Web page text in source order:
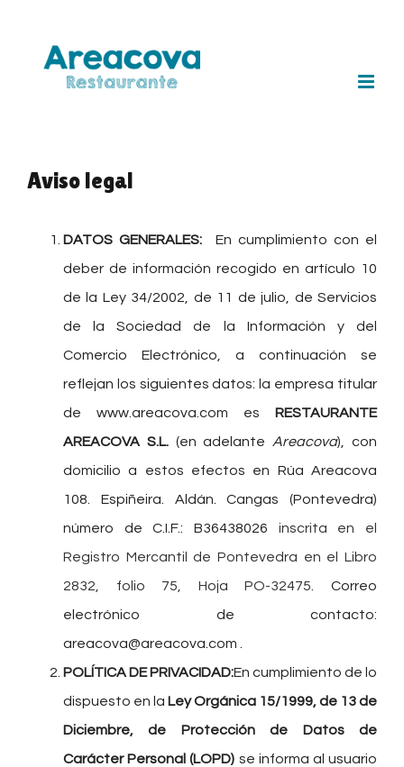
contenido
Aviso legal
DATOS GENERALES:
En cumplimiento con el
deber de información recogido en artículo 10
de la Ley 34/2002, de 11 de julio, de Servicios
de la Sociedad de la Información y del
Comercio Electrónico, a continuación se
reflejan los siguientes datos: la empresa titular
de www.areacova.com
es RESTAURANTE
AREACOVA S.L. (en adelante Areacova), con
domicilio a estos efectos en Rúa Areacova
108. Espiñeira. Aldán. Cangas (Pontevedra)
número de C.I.F.: B36438026 inscrita en el
Registro Mercantil de Pontevedra en el Libro
2832, folio 75, Hoja PO-32475 . Correo
electrónico de contacto:
areacova@areacova.com .
POLÍTICA DE PRIVACIDAD:En cumplimiento de lo
dispuesto en la Ley Orgánica 15/1999, de 13 de
Diciembre, de Protección de Datos de
Carácter Personal (LOPD) se informa al usuario